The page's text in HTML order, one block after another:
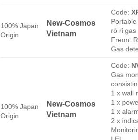
100% Japan
Origin
New-Cosmos
Vietnam
Code:
rò rỉ gas
Freon:
Gas
100% Japan
Origin
New-Cosmos
Vietnam
Code:
Gas
1 x wall
1 x
1 x
2 x